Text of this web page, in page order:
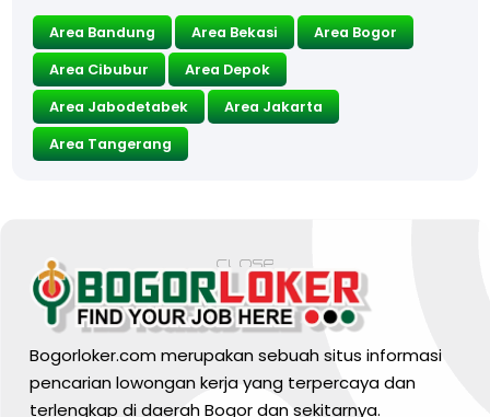
Area Bandung Area Bekasi
Area Bogor
Area Cibubur
Area Depok
Area Jabodetabek
Area Jakarta
Area Tangerang
Bogorloker.com merupakan sebuah situs informasi
pencarian lowongan kerja yang terpercaya dan
terlengkap di daerah Bogor dan sekitarnya.